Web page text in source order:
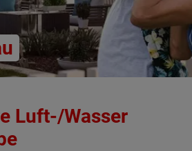
Luft-/Wasser